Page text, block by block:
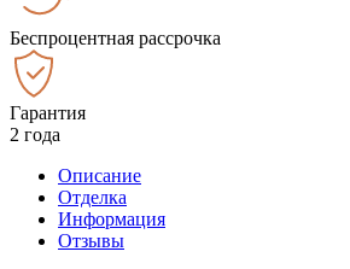
Беспроцентная рассрочка
Гарантия
2 года
Описание
Отделка
Информация
Отзывы